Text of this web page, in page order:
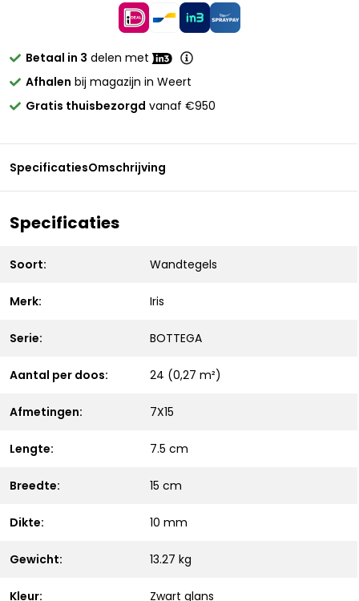
Betaal in 3 delen met
Afhalen bij magazijn in Weert
Gratis thuisbezorgd vanaf €950
SpecificatiesOmschrijving
Specificaties
Soort: Wandtegels
Merk: Iris
Serie: BOTTEGA
Aantal per doos: 24 (0,27 m²)
Afmetingen: 7X15
Lengte: 7.5 cm
Breedte: 15 cm
Dikte: 10 mm
Gewicht: 13.27 kg
Kleur: Zwart glans